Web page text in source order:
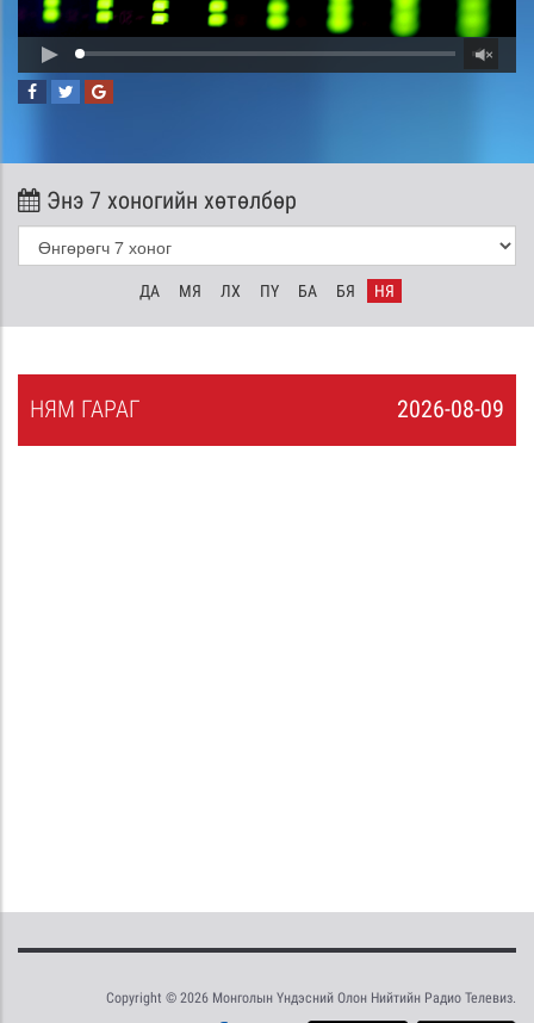
Энэ 7 хоногийн хөтөлбөр
ДА МЯ ЛХ ПҮ БА БЯ НЯ
2026-08-09
НЯМ ГАРАГ
Copyright © 2026 Монголын Үндэсний Олон Нийтийн Радио Телевиз.